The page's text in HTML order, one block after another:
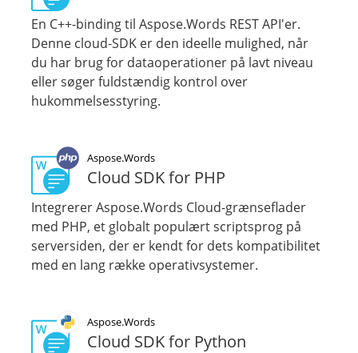
En C++-binding til Aspose.Words REST API'er.
Denne cloud-SDK er den ideelle mulighed, når
du har brug for dataoperationer på lavt niveau
eller søger fuldstændig kontrol over
hukommelsesstyring.
Aspose.Words
Cloud SDK for PHP
Integrerer Aspose.Words Cloud-grænseflader
med PHP, et globalt populært scriptsprog på
serversiden, der er kendt for dets kompatibilitet
med en lang række operativsystemer.
Aspose.Words
Cloud SDK for Python